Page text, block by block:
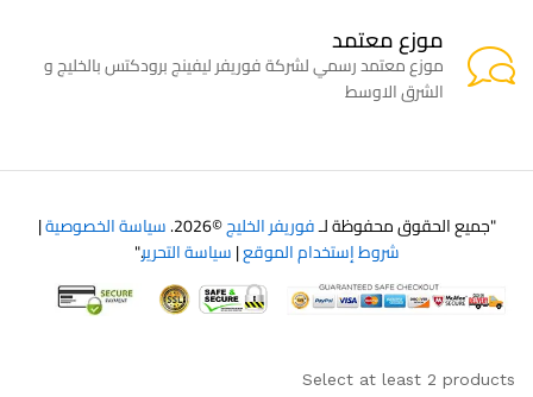
موزع معتمد
موزع معتمد رسمي لشركة فوريفر ليفينج برودكتس بالخليج و
الشرق الاوسط
"جميع الحقوق محفوظة لـفوريفر الخليج©2026. سياسة الخصوصية|
شروط إستخدام الموقع|سياسة التحرير."
Select at least 2 products